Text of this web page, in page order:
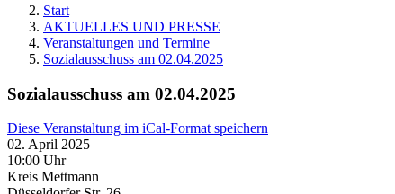
Start
AKTUELLES UND PRESSE
Veranstaltungen und Termine
Sozialausschuss am 02.04.2025
Sozialausschuss am 02.04.2025
Diese Veranstaltung im iCal-Format speichern
02. April 2025
10:00 Uhr
Kreis Mettmann